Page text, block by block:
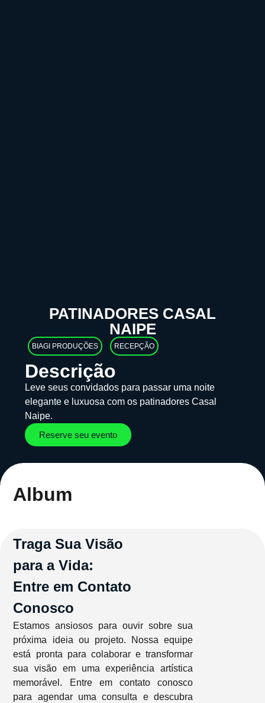
PATINADORES CASAL
NAIPE
BIAGI PRODUÇÕES RECEPÇÃO
Descrição
Leve seus convidados para passar uma noite
elegante e luxuosa com os patinadores Casal
Naipe.
Reserve seu evento
Album
Traga Sua Visão
para a Vida:
Entre em Contato
Conosco
Estamos ansiosos para ouvir sobre sua
próxima ideia ou projeto. Nossa equipe
está pronta para colaborar e transformar
sua visão em uma experiência artística
memorável. Entre em contato conosco
para agendar uma consulta e descubra